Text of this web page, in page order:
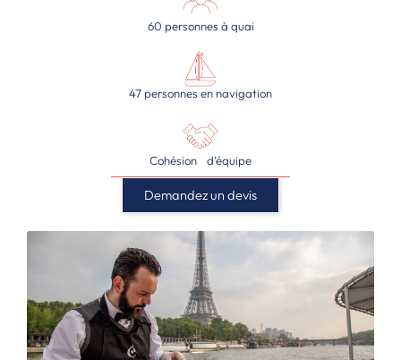
60 personnes à quai
47 personnes en navigation
Cohésion d’équipe
Demandez un devis